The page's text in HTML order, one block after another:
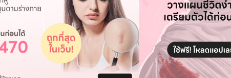
รวมรูปรีวิว รักษาคีลอยด์ยัง
ไงดีที่คุณหมอแนะนำ?